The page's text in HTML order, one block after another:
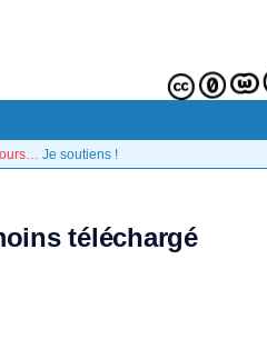
Je soutiens !
téléchargé